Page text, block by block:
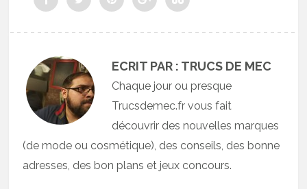
ECRIT PAR : TRUCS DE MEC
Chaque jour ou presque
Trucsdemec.fr vous fait
découvrir des nouvelles marques
(de mode ou cosmétique), des conseils, des bonne
adresses, des bon plans et jeux concours.